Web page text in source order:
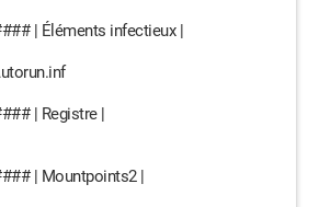
| Éléments infectieux |
| Registre |
| Mountpoints2 |